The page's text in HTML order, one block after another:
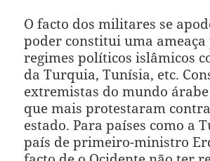
O facto dos militares se
poder constitui uma
regimes políticos islâmicos
da Turquia, Tunísia, etc.
extremistas do mundo
que mais protestaram
estado. Para países como a
país de primeiro-ministro